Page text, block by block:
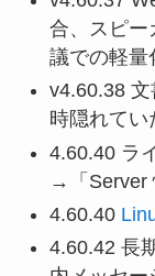
合、スピー
議での軽量
v4.60.38
時隠れてい
4.60.40 ラ
→「Server
4.60.40
4.60.42 長